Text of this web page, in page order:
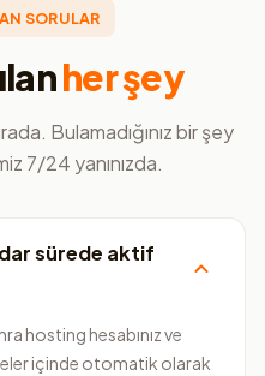
SORULAR
her şey
Bulamadığınız bir şey
7/24 yanınızda.
sürede aktif
hosting hesabınız ve
içinde otomatik olarak